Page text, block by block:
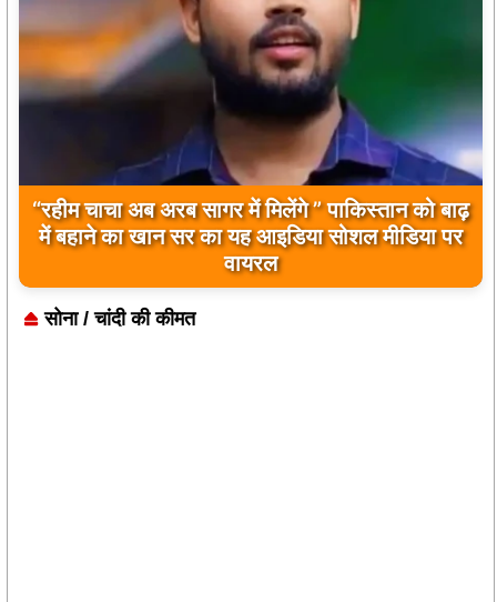
बिलावल भुट्टो द्वारा सिंधु नदी और भारत को लेकर दिए गए
बयान पर भारत के केंद्रीय मंत्रियों की कड़ी प्रतिक्रिया
सोना / चांदी की कीमत